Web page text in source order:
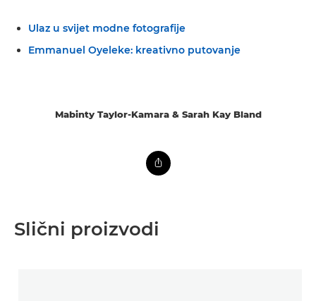
Ulaz u svijet modne fotografije
Emmanuel Oyeleke: kreativno putovanje
Mabinty Taylor-Kamara & Sarah Kay Bland
Slični proizvodi